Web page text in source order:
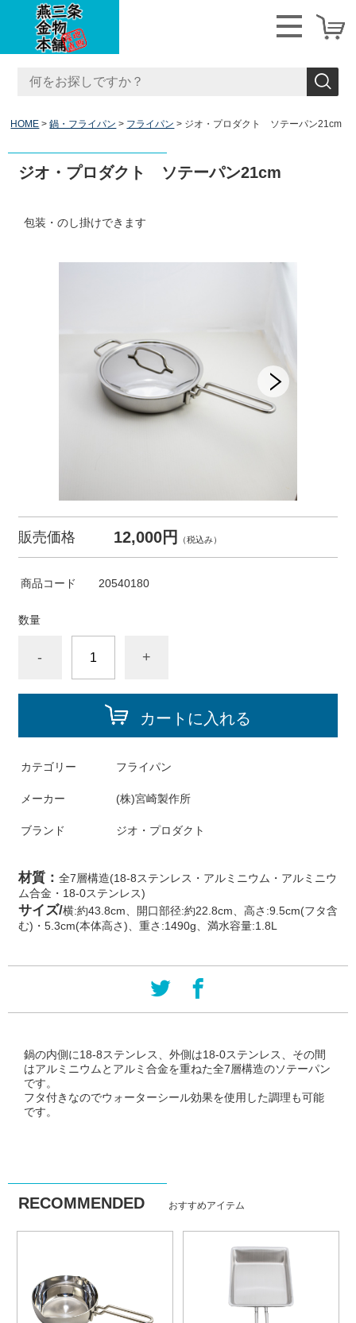
HOME 鍋・フライパン フライパン ジオ・プロダクト ソテーパン21cm
ジオ・プロダクト ソテーパン21cm
包装・のし掛けできます
販売価格 12,000円 （税込み）
商品コード 20540180
数量
- +
カートに入れる
カテゴリー フライパン
メーカー (株)宮崎製作所
ブランド ジオ・プロダクト
材質： 全7層構造(18-8ステンレス・アルミニウム・アルミニウ
ム合金・18-0ステンレス)
サイズ/横:約43.8cm、開口部径:約22.8cm、高さ:9.5cm(フタ含
む)・5.3cm(本体高さ)、重さ:1490g、満水容量:1.8L
鍋の内側に18-8ステンレス、外側は18-0ステンレス、その間
はアルミニウムとアルミ合金を重ねた全7層構造のソテーパン
です。
フタ付きなのでウォーターシール効果を使用した調理も可能
です。
RECOMMENDED おすすめアイテム